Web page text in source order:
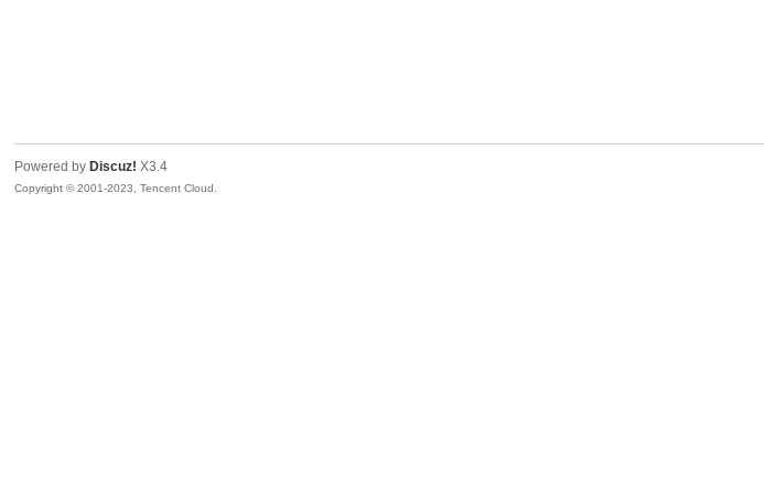
Powered by Discuz! X3.4
Copyright © 2001-2023, Tencent Cloud.